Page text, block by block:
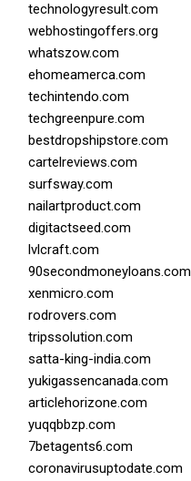
technologyresult.com
webhostingoffers.org
whatszow.com
ehomeamerca.com
techintendo.com
techgreenpure.com
bestdropshipstore.com
cartelreviews.com
surfsway.com
nailartproduct.com
digitactseed.com
lvlcraft.com
90secondmoneyloans.com
xenmicro.com
rodrovers.com
tripssolution.com
satta-king-india.com
yukigassencanada.com
articlehorizone.com
yuqqbbzp.com
7betagents6.com
coronavirusuptodate.com